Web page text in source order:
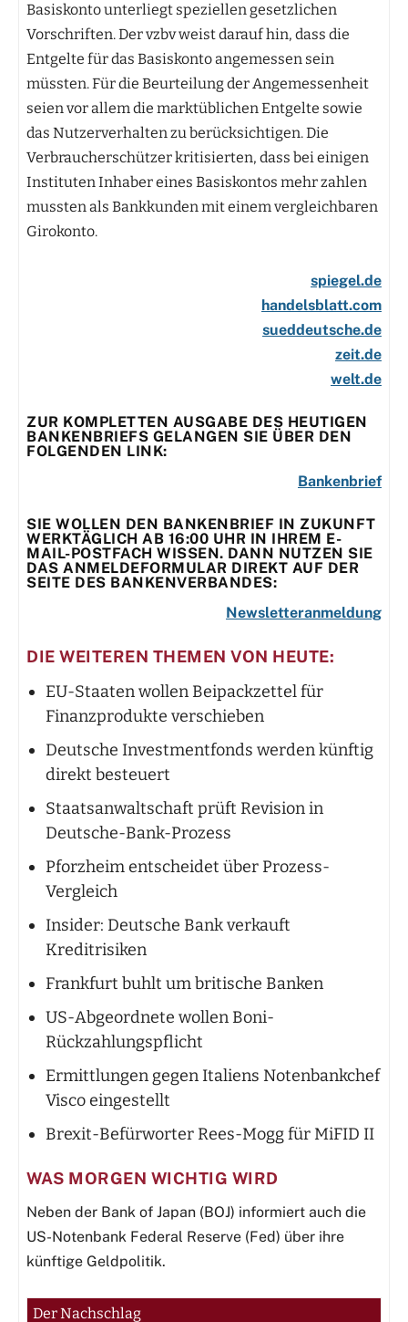
Basiskonto unterliegt speziellen gesetzlichen
Vorschriften. Der vzbv weist darauf hin, dass die
Entgelte für das Basiskonto angemessen sein
müssten. Für die Beurteilung der Angemessenheit
seien vor allem die marktüblichen Entgelte sowie
das Nutzerverhalten zu berücksichtigen. Die
Verbraucherschützer kritisierten, dass bei einigen
Instituten Inhaber eines Basiskontos mehr zahlen
mussten als Bankkunden mit einem vergleichbaren
Girokonto.
spiegel.de
handelsblatt.com
sueddeutsche.de
zeit.de
welt.de
ZUR KOMPLETTEN AUSGABE DES HEUTIGEN
BANKENBRIEFS GELANGEN SIE ÜBER DEN
FOLGENDEN LINK:
Bankenbrief
SIE WOLLEN DEN BANKENBRIEF IN ZUKUNFT
WERKTÄGLICH AB 16:00 UHR IN IHREM E-
MAIL-POSTFACH WISSEN. DANN NUTZEN SIE
DAS ANMELDEFORMULAR DIREKT AUF DER
SEITE DES BANKENVERBANDES:
Newsletteranmeldung
DIE WEITEREN THEMEN VON HEUTE:
EU-Staaten wollen Beipackzettel für
Finanzprodukte verschieben
Deutsche Investmentfonds werden künftig
direkt besteuert
Staatsanwaltschaft prüft Revision in
Deutsche-Bank-Prozess
Pforzheim entscheidet über Prozess-
Vergleich
Insider: Deutsche Bank verkauft
Kreditrisiken
Frankfurt buhlt um britische Banken
US-Abgeordnete wollen Boni-
Rückzahlungspflicht
Ermittlungen gegen Italiens Notenbankchef
Visco eingestellt
Brexit-Befürworter Rees-Mogg für MiFID II
WAS MORGEN WICHTIG WIRD
Neben der Bank of Japan (BOJ) informiert auch die
US-Notenbank Federal Reserve (Fed) über ihre
künftige Geldpolitik.
Der Nachschlag